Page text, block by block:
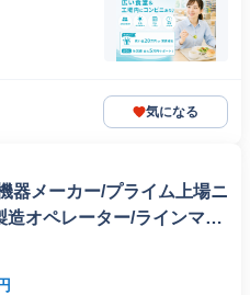
気になる
器メーカー/プライム上場ニ
オペレーター/ラインマネ